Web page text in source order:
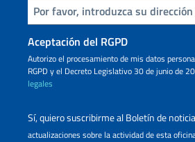
Inserta tu correo electronico
Aceptación del RGPD
Autorizo ​​el procesamiento de mis datos
RGPD y el Decreto Legislativo 30 de junio de
legales
Sí, quiero suscribirme al Boletín de
actualizaciones sobre la actividad de esta